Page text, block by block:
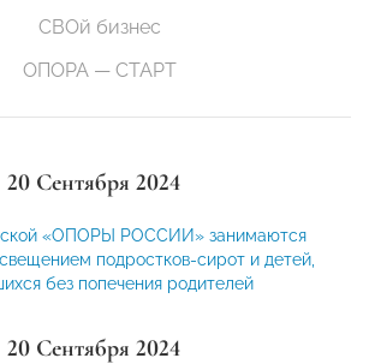
СВОй бизнес
ОПОРА — СТАРТ
20 Сентября 2024
«ОПОРЫ РОССИИ» занимаются
подростков-сирот и детей,
без попечения родителей
20 Сентября 2024